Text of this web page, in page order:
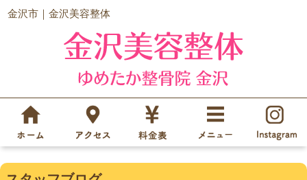
金沢市｜金沢美容整体